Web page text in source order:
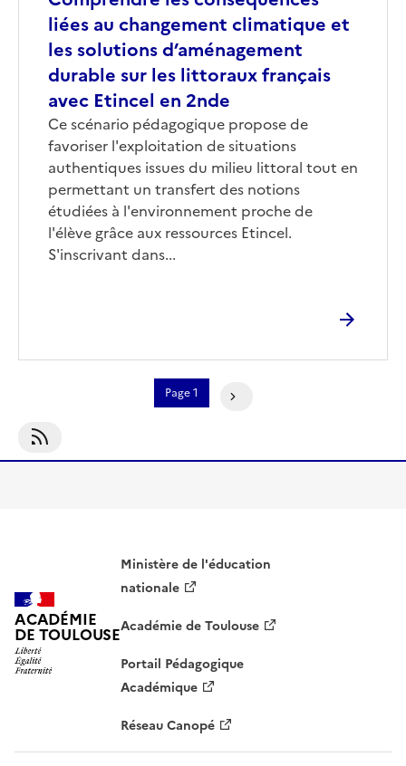
liées au changement climatique et
les solutions d’aménagement
durable sur les littoraux français
avec Etincel en 2nde
Corps
Ce scénario pédagogique propose de
favoriser l'exploitation de situations
authentiques issues du milieu littoral tout en
permettant un transfert des notions
étudiées à l'environnement proche de
l'élève grâce aux ressources Etincel.
S'inscrivant dans...
Pagination
Page 1
S'abonner À EMI
ACADÉMIE
DE TOULOUSE
Ministère de l'éducation
nationale
Académie de Toulouse
Portail Pédagogique
Académique
Réseau Canopé